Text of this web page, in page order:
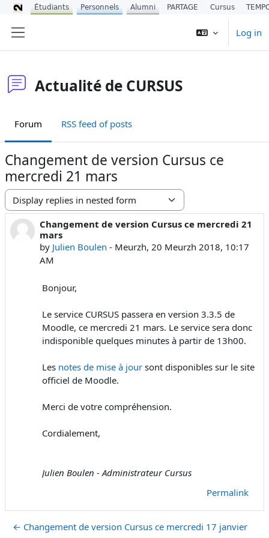
Log in
Actualité de CURSUS
Forum RSS feed of posts
Changement de version Cursus ce
mercredi 21 mars
Display mode
Changement de version Cursus ce mercredi 21
mars
by Julien Boulen - Meurzh, 20 Meurzh 2018, 10:17
AM
Number of replies: 0
Bonjour,
Le service CURSUS passera en version 3.3.5 de
Moodle, ce mercredi 21 mars. Le service sera donc
indisponible quelques minutes à partir de 13h00.
Les notes de mise à jour sont disponibles sur le site
officiel de Moodle.
Merci de votre compréhension.
Cordialement,
Julien Boulen - Administrateur Cursus
Permalink
← Changement de version Cursus ce mercredi 17 janvier
Étudiants Personnels Alumni PARTAGE Cursus